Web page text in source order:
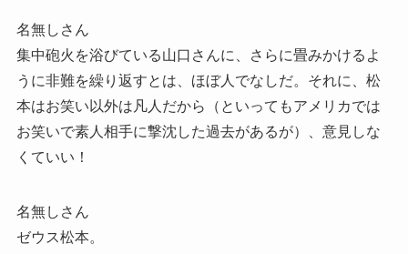
名無しさん
集中砲火を浴びている山口さんに、さらに畳みかけるよ
うに非難を繰り返すとは、ほぼ人でなしだ。それに、松
本はお笑い以外は凡人だから（といってもアメリカでは
お笑いで素人相手に撃沈した過去があるが）、意見しな
くていい！
名無しさん
ゼウス松本。